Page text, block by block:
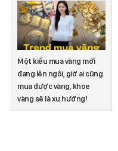
Một kiểu mua vàng mới
đang lên ngôi, giờ ai cũng
mua được vàng, khoe
vàng sẽ là xu hướng!